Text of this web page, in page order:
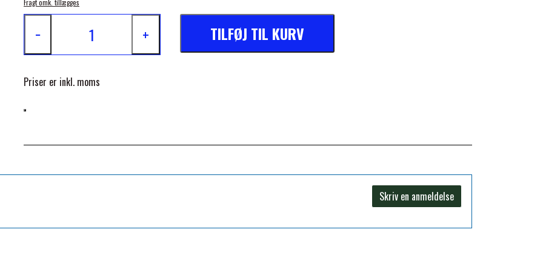
- Antistatisk behandlet
- Fleecebeskyttelse øverst på halsen og over manken
Fragt omk. tillægges
− + TILFØJ TIL KURV
Priser er inkl. moms
Skriv en anmeldelse